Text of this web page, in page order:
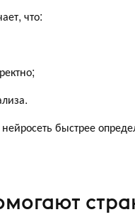
что:
быстрее